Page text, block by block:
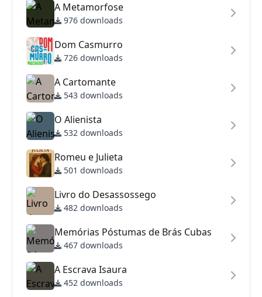
A Metamorfose
976 downloads
Dom Casmurro
726 downloads
A Cartomante
543 downloads
O Alienista
532 downloads
Romeu e Julieta
501 downloads
Livro do Desassossego
482 downloads
Memórias Póstumas de Brás Cubas
467 downloads
A Escrava Isaura
452 downloads